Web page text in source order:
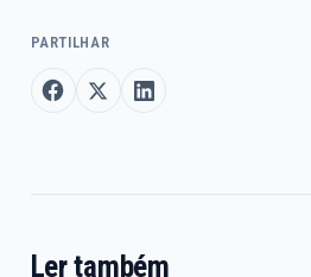
PARTILHAR
Ler também